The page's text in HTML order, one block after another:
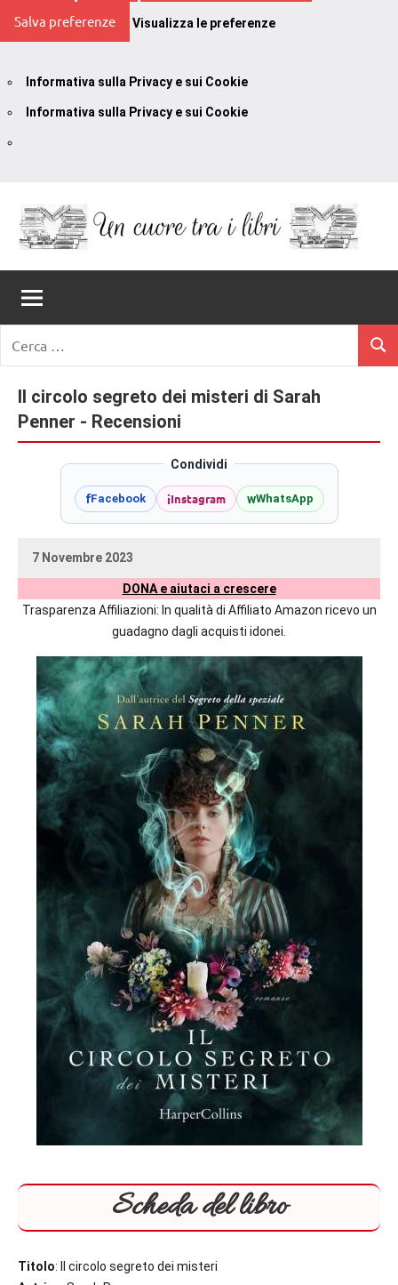
Salva preferenze Visualizza le preferenze
Informativa sulla Privacy e sui Cookie
Informativa sulla Privacy e sui Cookie
contenuto
Un
Cuore
Tra
I
Libri
romanzi
romance
e
non
solo.
Recensioni,
delle
autrici
straniere.
per:
Il circolo segreto dei misteri di Sarah
Penner - Recensioni
Condividi
fFacebook iInstagram wWhatsApp
7 Novembre 2023
DONA e aiutaci a crescere
Trasparenza Affiliazioni: In qualità di Affiliato Amazon ricevo un
guadagno dagli acquisti idonei.
Scheda del libro
Titolo: Il circolo segreto dei misteri